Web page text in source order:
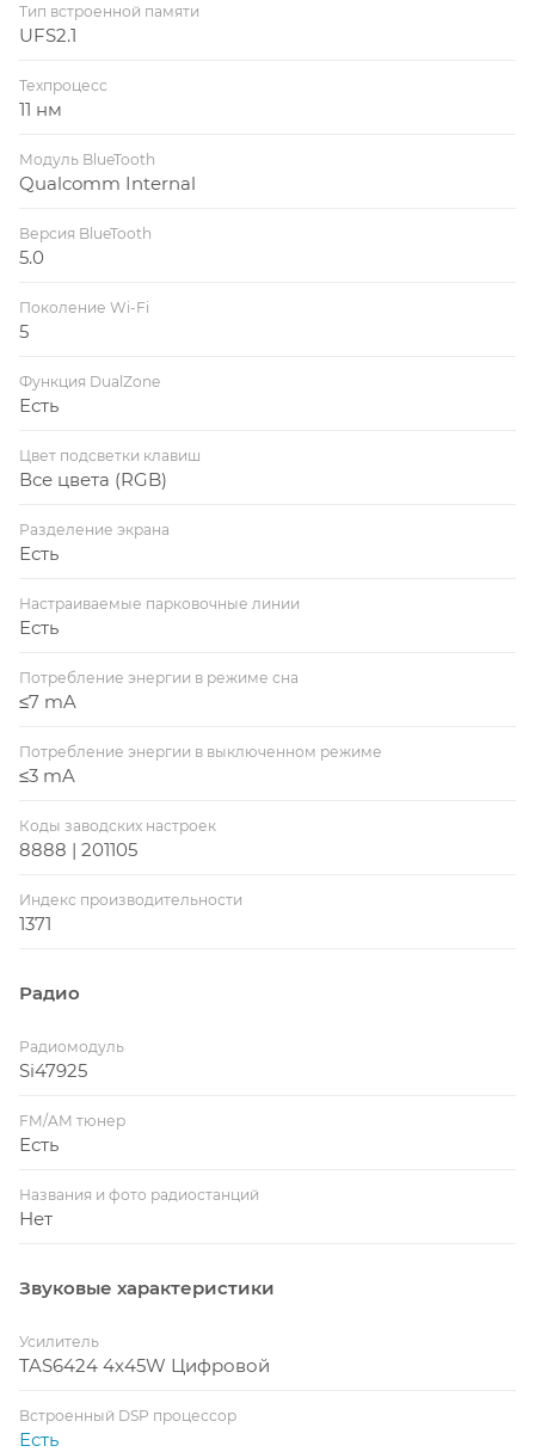
Тип встроенной памяти
UFS2.1
Техпроцесс
11 нм
Модуль BlueTooth
Qualcomm Internal
Версия BlueTooth
5.0
Поколение Wi-Fi
5
Функция DualZone
Есть
Цвет подсветки клавиш
Все цвета (RGB)
Разделение экрана
Есть
Настраиваемые парковочные линии
Есть
Потребление энергии в режиме сна
≤7 mA
Потребление энергии в выключенном режиме
≤3 mA
Коды заводских настроек
8888 | 201105
Индекс производительности
1371
Радио
Радиомодуль
Si47925
FM/AM тюнер
Есть
Названия и фото радиостанций
Нет
Звуковые характеристики
Усилитель
TAS6424 4x45W Цифровой
Встроенный DSP процессор
Есть